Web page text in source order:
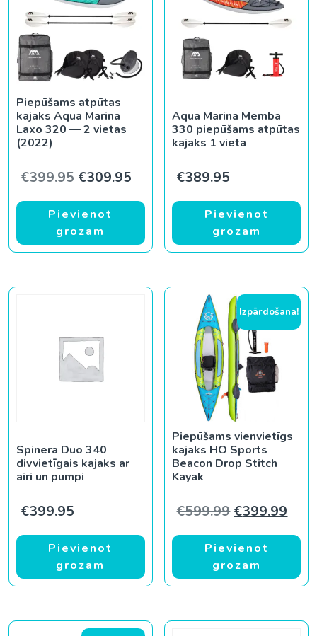
Piepūšams atpūtas
kajaks Aqua Marina
Laxo 320 — 2 vietas
(2022)
€399.95 Original price was: €399.95.
€309.95 Current price is: €309.95.
Pievienot
grozam
Aqua Marina Memba
330 piepūšams atpūtas
kajaks 1 vieta
€389.95
Pievienot
grozam
Spinera Duo 340
divvietīgais kajaks ar
airi un pumpi
€399.95
Pievienot
grozam
Izpārdošana!
Piepūšams vienvietīgs
kajaks HO Sports
Beacon Drop Stitch
Kayak
€599.99 Original
€399.99
Pievienot
grozam